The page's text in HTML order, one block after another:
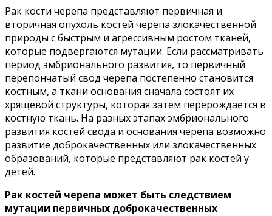
Рак кости черепа представляют первичная и
вторичная опухоль костей черепа злокачественной
природы с быстрым и агрессивным ростом тканей,
которые подвергаются мутации. Если рассматривать
период эмбрионального развития, то первичный
перепончатый свод черепа постепенно становится
костным, а ткани основания сначала состоят их
хрящевой структуры, которая затем перерождается в
костную ткань. На разных этапах эмбрионального
развития костей свода и основания черепа возможно
развитие доброкачественных или злокачественных
образований, которые представляют рак костей у
детей.
Рак костей черепа может быть следствием
мутации первичных доброкачественных